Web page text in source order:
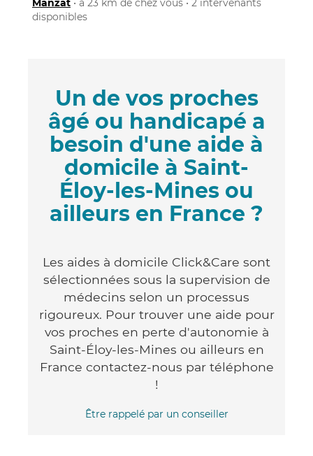
Manzat • à 23 km de chez vous • 2 intervenants
disponibles
Un de vos proches
âgé ou handicapé a
besoin d'une aide à
domicile à Saint-
Éloy-les-Mines ou
ailleurs en France ?
Les aides à domicile Click&Care sont
sélectionnées sous la supervision de
médecins selon un processus
rigoureux. Pour trouver une aide pour
vos proches en perte d'autonomie à
Saint-Éloy-les-Mines ou ailleurs en
France contactez-nous par téléphone
!
Être rappelé par un conseiller